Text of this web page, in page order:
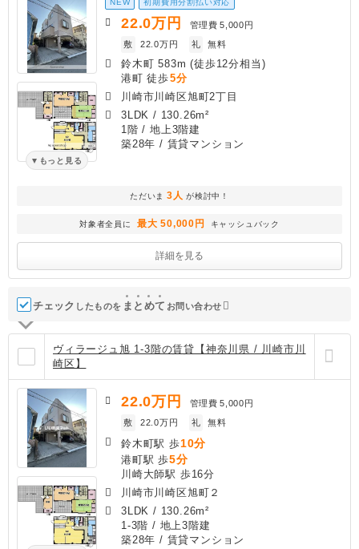
もっと見る
NEW 初期費用分割払い対応
22.0万円 管理費 5,000円
敷
22.0万円 礼 無料
鈴木町 583m (徒歩12分相当)
港町 徒歩5分
川崎市川崎区旭町2丁目
3LDK / 130.26m²
1階 / 地上3階建
築28年 / 賃貸マンション
ただいま 3人 が検討中！
対象者全員に 最大 50,000円 キャッシュバック
詳細を見る
チェック したものを ま と めて お問い合わせ
ヴィラージュ旭 1-3階の賃貸【神奈川県 / 川崎市川
崎区】
22.0万円 管理費 5,000円
敷
22.0万円 礼 無料
鈴木町駅 歩10分
港町駅 歩5分
川崎大師駅 歩16分
川崎市川崎区旭町２
3LDK / 130.26m²
1-3階 / 地上3階建
築28年 / 賃貸マンション